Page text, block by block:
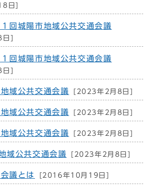
日]
回城陽市地域公共交通会議
]
回城陽市地域公共交通会議
]
域公共交通会議 [2023年2月8日]
域公共交通会議 [2023年2月8日]
域公共交通会議 [2023年2月8日]
域公共交通会議 [2023年2月8日]
議とは [2016年10月19日]